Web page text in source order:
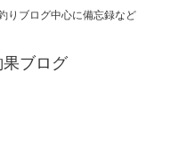
りブログ中心に備忘録など
果ブログ